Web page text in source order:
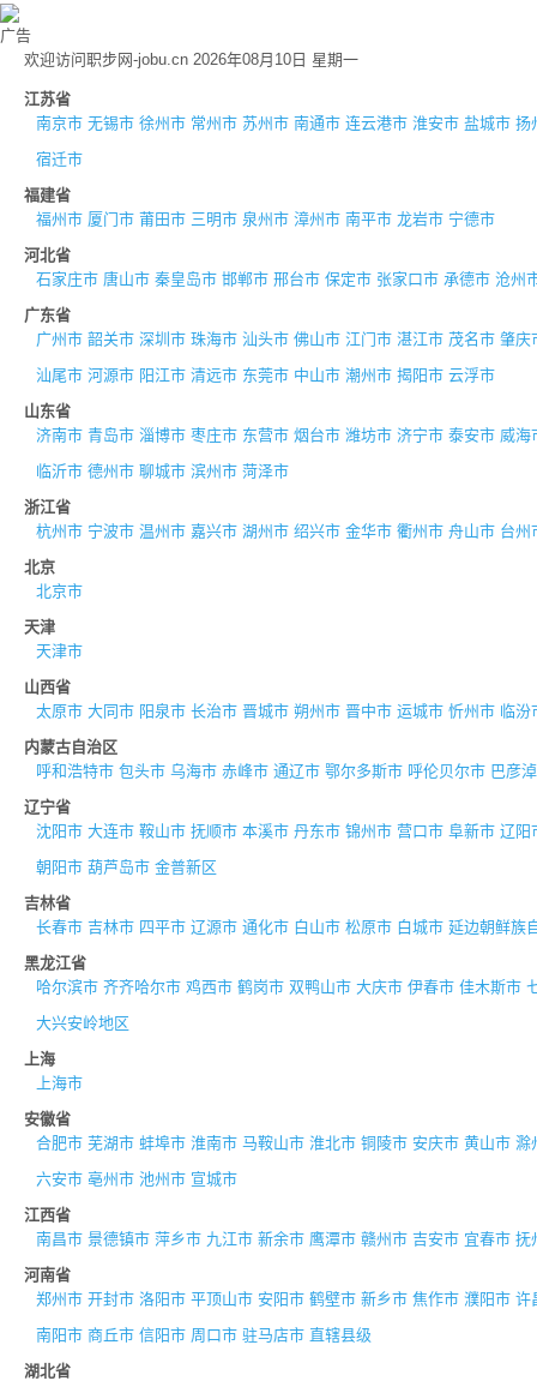
广告
欢迎访问职步网-jobu.cn 2026年08月10日 星期一
江苏省
南京市 无锡市 徐州市 常州市 苏州市 南通市 连云港市 淮安市 盐城市 扬
宿迁市
福建省
福州市 厦门市 莆田市 三明市 泉州市 漳州市 南平市 龙岩市 宁德市
河北省
石家庄市 唐山市 秦皇岛市 邯郸市 邢台市 保定市 张家口市 承德市 沧州
广东省
广州市 韶关市 深圳市 珠海市 汕头市 佛山市 江门市 湛江市 茂名市 肇庆
汕尾市 河源市 阳江市 清远市 东莞市 中山市 潮州市 揭阳市 云浮市
山东省
济南市 青岛市 淄博市 枣庄市 东营市 烟台市 潍坊市 济宁市 泰安市 威海
临沂市 德州市 聊城市 滨州市 菏泽市
浙江省
杭州市 宁波市 温州市 嘉兴市 湖州市 绍兴市 金华市 衢州市 舟山市 台州
北京
北京市
天津
天津市
山西省
太原市 大同市 阳泉市 长治市 晋城市 朔州市 晋中市 运城市 忻州市 临汾
内蒙古自治区
呼和浩特市 包头市 乌海市 赤峰市 通辽市 鄂尔多斯市 呼伦贝尔市 巴彦
辽宁省
沈阳市 大连市 鞍山市 抚顺市 本溪市 丹东市 锦州市 营口市 阜新市 辽阳
朝阳市 葫芦岛市 金普新区
吉林省
长春市 吉林市 四平市 辽源市 通化市 白山市 松原市 白城市 延边朝鲜族
黑龙江省
哈尔滨市 齐齐哈尔市 鸡西市 鹤岗市 双鸭山市 大庆市 伊春市 佳木斯市
大兴安岭地区
上海
上海市
安徽省
合肥市 芜湖市 蚌埠市 淮南市 马鞍山市 淮北市 铜陵市 安庆市 黄山市 滁
六安市 亳州市 池州市 宣城市
江西省
南昌市 景德镇市 萍乡市 九江市 新余市 鹰潭市 赣州市 吉安市 宜春市 抚
河南省
郑州市 开封市 洛阳市 平顶山市 安阳市 鹤壁市 新乡市 焦作市 濮阳市 许
南阳市 商丘市 信阳市 周口市 驻马店市 直辖县级
湖北省